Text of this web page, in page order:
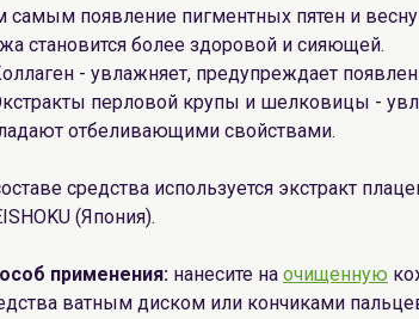
самым появление пигментных пятен и
становится более здоровой и сияющей.
- увлажняет, предупреждает
перловой крупы и шелковицы -
отбеливающими свойствами.
средства используется экстракт
(Япония).
применения: нанесите на очищенную
ватным диском или кончиками